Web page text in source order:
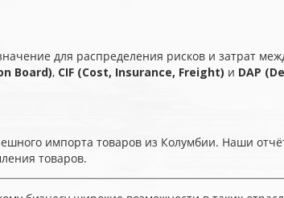
для распределения рисков и затрат
Board), CIF (Cost, Insurance, Freight) и DAP
импорта товаров из Колумбии. Наши
товаров.